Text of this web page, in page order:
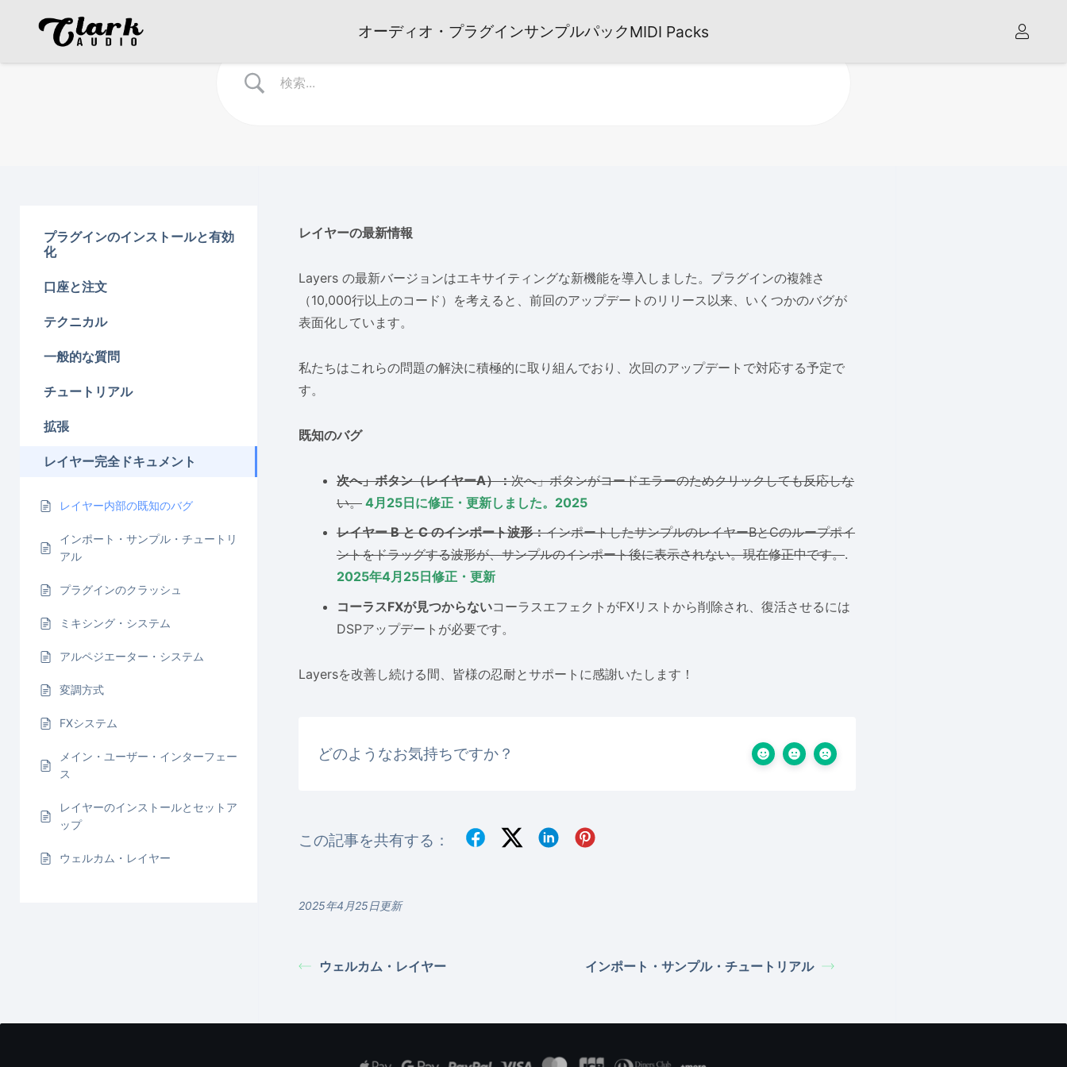
オーディオ・プラグインサンプルパックMIDI Packs
プラグインのインストールと有効
化
口座と注文
テクニカル
一般的な質問
チュートリアル
拡張
レイヤー完全ドキュメント
レイヤー内部の既知のバグ
インポート・サンプル・チュートリ
アル
プラグインのクラッシュ
ミキシング・システム
アルペジエーター・システム
変調方式
FXシステム
メイン・ユーザー・インターフェー
ス
レイヤーのインストールとセットア
ップ
ウェルカム・レイヤー
レイヤーの最新情報
Layers の最新バージョンはエキサイティングな新機能を導入しました。プラグインの複雑さ
（10,000行以上のコード）を考えると、前回のアップデートのリリース以来、いくつかのバグが
表面化しています。
私たちはこれらの問題の解決に積極的に取り組んでおり、次回のアップデートで対応する予定で
す。
既知のバグ
次へ」ボタン（レイヤーA）：次へ」ボタンがコードエラーのためクリックしても反応しな
い。4月25日に修正・更新しました。2025
レイヤー B と C のインポート波形：インポートしたサンプルのレイヤーBとCのループポイ
ントをドラッグする波形が、サンプルのインポート後に表示されない。現在修正中です。.
2025年4月25日修正・更新
コーラスFXが見つからないコーラスエフェクトがFXリストから削除され、復活させるには
DSPアップデートが必要です。
Layersを改善し続ける間、皆様の忍耐とサポートに感謝いたします！
どのようなお気持ちですか？
この記事を共有する：
2025年4月25日更新
ウェルカム・レイヤー インポート・サンプル・チュートリアル